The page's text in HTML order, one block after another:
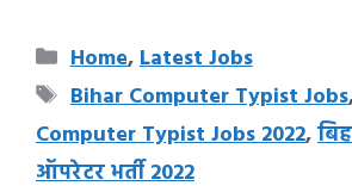
Categories
Home,Latest Jobs
Tags
Bihar Computer Typist Jobs
Computer Typist Jobs 2022,
ऑपरेटर भर्ती 2022